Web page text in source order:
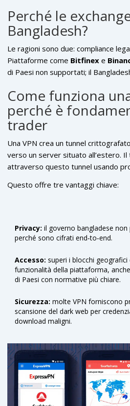
affidabili per i trader locali e come
con consigli di sicurezza per non
governi né dagli hacker.
normativa non vieta
suo linguaggio ampio ha spinto le
transazioni crypto come
conseguenza, le istituzioni
internazionali hanno iniziato a
ridurre il rischio di richieste di
Perché le
Bangladesh?
Le ragioni sono due: compliance
Piattaforme come Bitfinex e
di Paesi non supportati; il
monete digitali e perché le autorità
informazioni sugli utenti in qualsiasi
esempio, ha dichiarato di aver
50 Paesi, includendo quelli con
Queste restrizioni costringono i
“nascondere” la loro vera posizione
Come funziona
perché è
trader
Una VPN crea un tunnel
verso un server situato all’estero.
attraverso questo tunnel usando
Quando ti connetti a un server in
Questo offre tre vantaggi chiave:
Privacy: il governo bangladese
perché sono cifrati end‑to‑end.
Accesso: superi i blocchi
funzionalità della piattaforma,
di Paesi con normative più chiare.
Sicurezza: molte VPN forniscono
scansione del dark web per
download maligni.